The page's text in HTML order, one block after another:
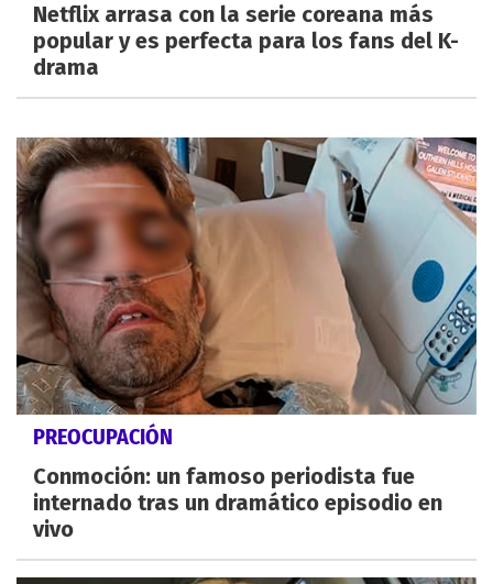
Netflix arrasa con la serie coreana más
popular y es perfecta para los fans del K-
drama
PREOCUPACIÓN
Conmoción: un famoso periodista fue
internado tras un dramático episodio en
vivo